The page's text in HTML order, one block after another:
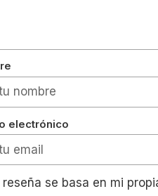
electrónico
reseña se basa en mi